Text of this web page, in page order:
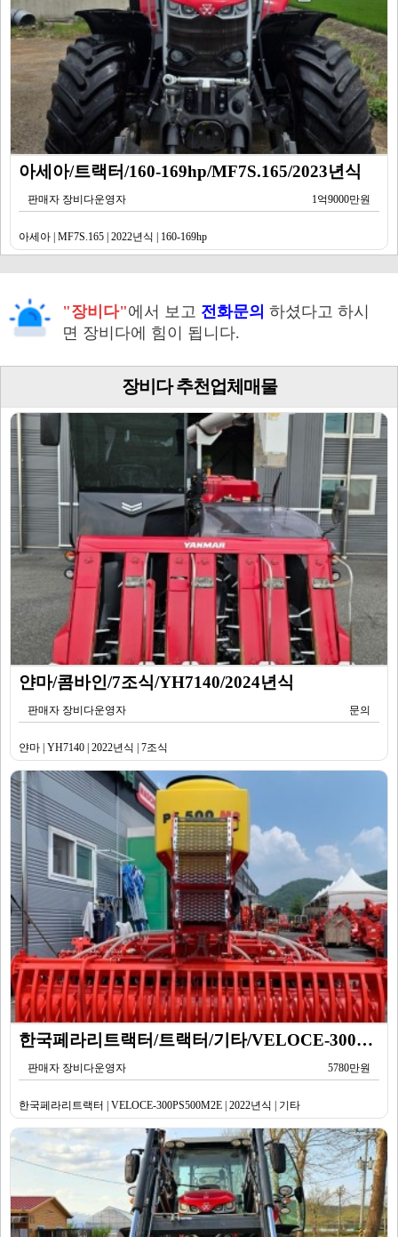
아세아/트랙터/160-169hp/MF7S.165/2023년식
판매자 장비다운영자 1억9000만원
아세아 | MF7S.165 | 2022년식 | 160-169hp
"장비다"에서 보고 전화문의 하셨다고 하시
면 장비다에 힘이 됩니다.
장비다 추천업체매물
얀마/콤바인/7조식/YH7140/2024년식
판매자 장비다운영자 문의
얀마 | YH7140 | 2022년식 | 7조식
한국페라리트랙터/트랙터/기타/VELOCE-300PS500M2E/2022년식
판매자 장비다운영자 5780만원
한국페라리트랙터 | VELOCE-300PS500M2E | 2022년식 | 기타